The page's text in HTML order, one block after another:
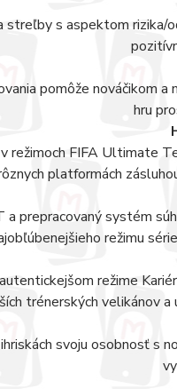
streľby s aspektom rizika/
pomôže nováčikom
hru
režimoch FIFA Ultimate
platformách
prepracovaný systém
režimu
režime
trénerských velikánov
svoju osobnosť s